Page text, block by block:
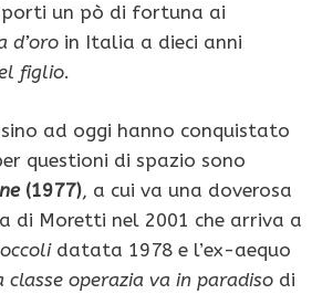
porti un pò di fortuna ai
d’oro in Italia a dieci anni
figlio.
ad oggi hanno conquistato
questioni di spazio sono
(1977), a cui va una doverosa
di Moretti nel 2001 che arriva a
datata 1978 e l’ex-aequo
classe operazia va in paradiso di